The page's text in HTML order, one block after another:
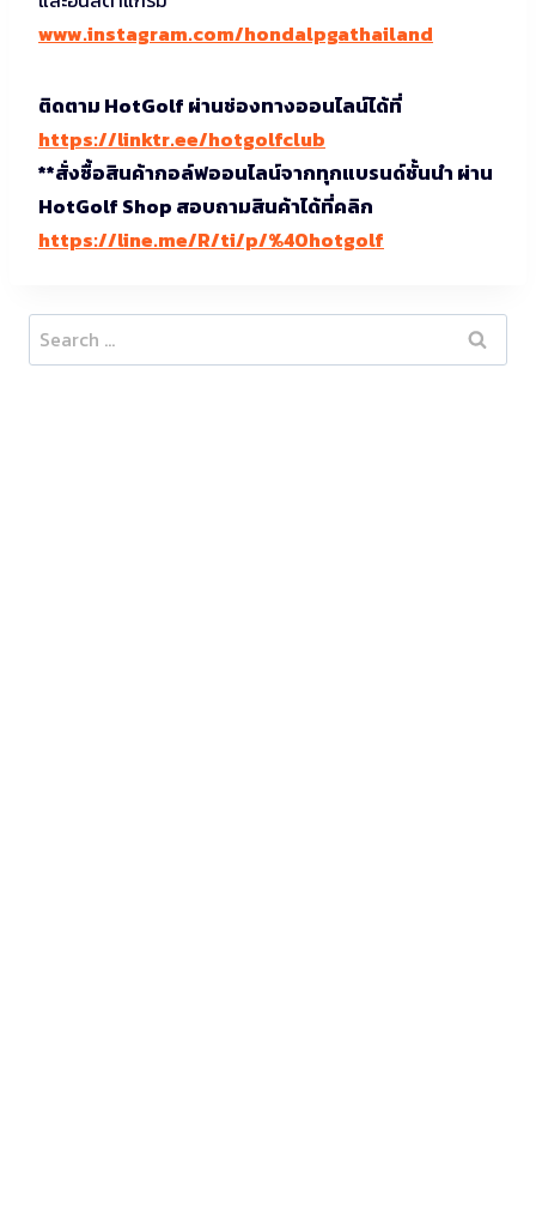
www.instagram.com/hondalpgathailand
ติดตาม HotGolf ผ่านช่องทางออนไลน์ได้ที่
https://linktr.ee/hotgolfclub
**สั่งซื้อสินค้ากอล์ฟออนไลน์จากทุกแบรนด์ชั้นนำ ผ่าน
HotGolf Shop สอบถามสินค้าได้ที่คลิก
https://line.me/R/ti/p/%40hotgolf
Search
for: